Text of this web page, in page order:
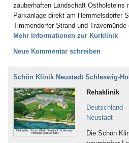
zauberhaften Landschaft Ostholsteins
Parkanlage direkt am Hemmelsdorfer
Timmendorfer Strand und
Mehr Informationen zur Kurklinik
Neue Kommentar schreiben
Schön Klinik Neustadt Schleswig-
Bildquelle: Schön Klinik Neustadt Schleswig-
Holstein Deutschland
Rehaklinik
Deutschland
Neustadt
Die Schön